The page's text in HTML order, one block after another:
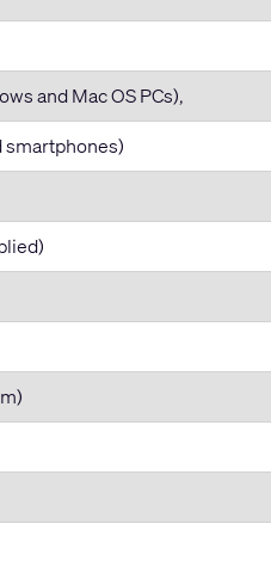
and Mac OS PCs),
smartphones)